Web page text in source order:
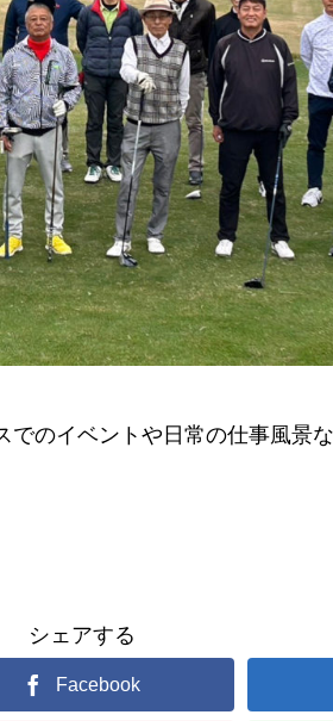
のイベントや日常の仕事風景
シェアする
Facebook